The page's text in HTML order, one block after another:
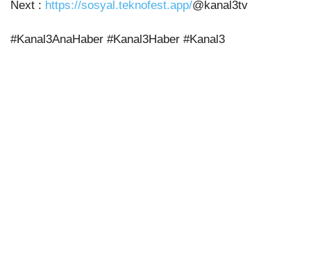
Next : https://sosyal.teknofest.app/@kanal3tv
#Kanal3AnaHaber #Kanal3Haber #Kanal3